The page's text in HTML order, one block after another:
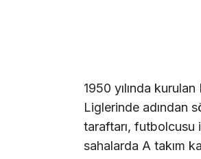
1950 yılında
Liglerinde adından
taraftarı, futbolcusu
sahalarda A takım